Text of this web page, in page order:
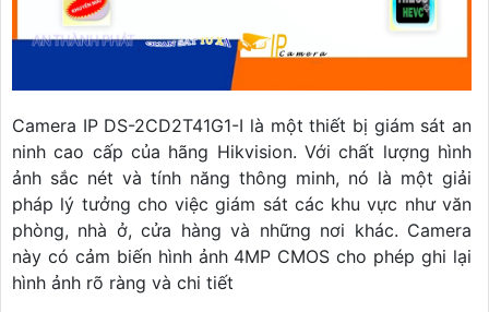
Camera IP DS-2CD2T41G1-I là một thiết bị giám sát an
ninh cao cấp của hãng Hikvision. Với chất lượng hình
ảnh sắc nét và tính năng thông minh, nó là một giải
pháp lý tưởng cho việc giám sát các khu vực như văn
phòng, nhà ở, cửa hàng và những nơi khác. Camera
này có cảm biến hình ảnh 4MP CMOS cho phép ghi lại
hình ảnh rõ ràng và chi tiết